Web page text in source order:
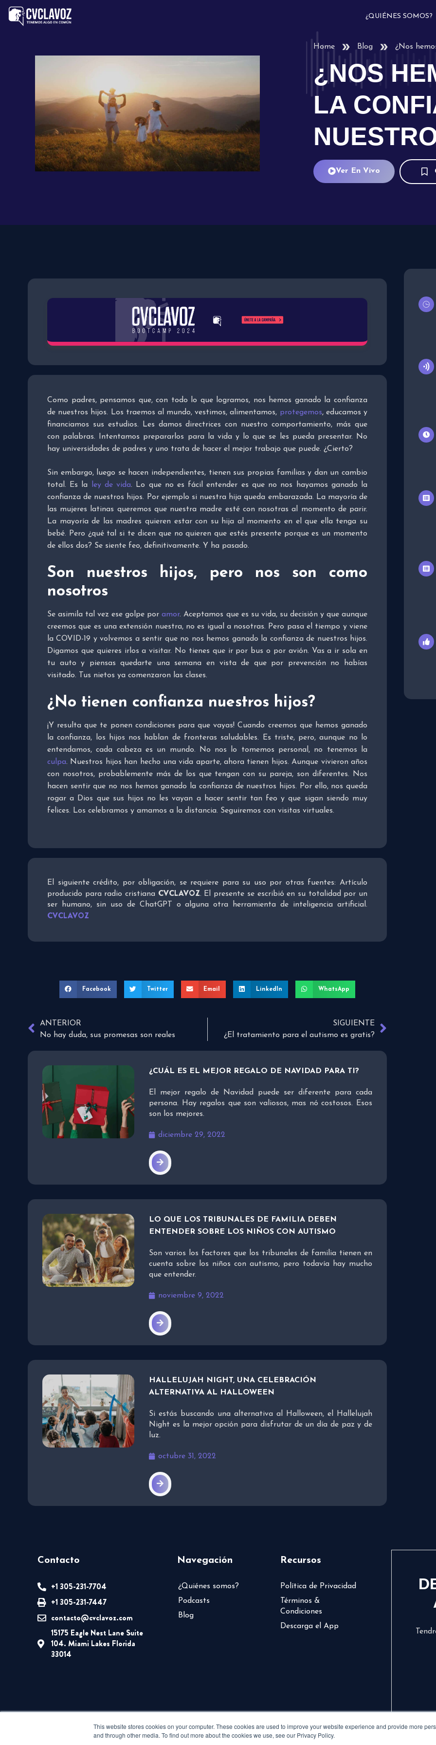
This website stores cookies on your computer. These cookies are used to improve your website experience and provide more
and through other media. To find out more about the cookies we use, see our Privacy Policy.
¿QUIÉNES SOMOS?
Home Blog ¿Nos
¿NOS
LA
Ver En Vivo
Como padres, pensamos que, con todo lo que logramos, nos hemos ganado la confianza
de nuestros hijos. Los traemos al mundo, vestimos, alimentamos, protegemos, educamos y
financiamos sus estudios. Les damos directrices con nuestro comportamiento, más que
con palabras. Intentamos prepararlos para la vida y lo que se les pueda presentar. No
hay universidades de padres y uno trata de hacer el mejor trabajo que puede. ¿Cierto?
Sin embargo, luego se hacen independientes, tienen sus propias familias y dan un cambio
total. Es la
ley de vida. Lo que no es fácil entender es que no nos hayamos ganado la
confianza de nuestros hijos. Por ejemplo si nuestra hija queda embarazada. La mayoría de
las mujeres latinas queremos que nuestra madre esté con nosotras al momento de parir.
La mayoría de las madres quieren estar con su hija al momento en el que ella tenga su
bebé. Pero ¿qué tal si te dicen que no quieren que estés presente porque es un momento
de ellos dos? Se siente feo, definitivamente. Y ha pasado.
Son nuestros hijos, pero nos son como
nosotros
Se asimila tal vez ese golpe poramor. Aceptamos que es su vida, su decisión y que aunque
creemos que es una extensión nuestra, no es igual a nosotras. Pero pasa el tiempo y viene
la COVID-19 y volvemos a sentir que no nos hemos ganado la confianza de nuestros hijos.
Digamos que quieres irlos a visitar. No tienes que ir por bus o por avión. Vas a ir sola en
tu auto y piensas quedarte una semana en vista de que por prevención no habías
visitado. Tus nietos ya comenzaron las clases.
¿No tienen confianza nuestros hijos?
¡Y resulta que te ponen condiciones para que vayas! Cuando creemos que hemos ganado
la confianza, los hijos nos hablan de fronteras saludables. Es triste, pero, aunque no lo
entendamos, cada cabeza es un mundo. No nos lo tomemos personal, no tenemos la
culpa. Nuestros hijos han hecho una vida aparte, ahora tienen hijos. Aunque vivieron años
con nosotros, probablemente más de los que tengan con su pareja, son diferentes. Nos
hacen sentir que no nos hemos ganado la confianza de nuestros hijos. Por ello, nos queda
rogar a Dios que sus hijos no les vayan a hacer sentir tan feo y que sigan siendo muy
felices. Los celebramos y amamos a la distancia. Seguiremos con visitas virtuales.
El siguiente crédito, por obligación, se requiere para su uso por otras fuentes: Artículo
producido para radio cristiana CVCLAVOZ. El presente se escribió en su totalidad por un
ser humano, sin uso de ChatGPT o alguna otra herramienta de inteligencia artificial.
CVCLAVOZ
Facebook Twitter Email LinkedIn WhatsApp
ANTERIOR
No hay duda, sus promesas son reales
SIGUIENTE
¿El tratamiento para el autismo es gratis?
¿CUÁL ES EL MEJOR REGALO DE NAVIDAD PARA TI?
El mejor regalo de Navidad puede ser diferente para cada
persona. Hay regalos que son valiosos, mas nó costosos. Esos
son los mejores.
diciembre 29, 2022
LO QUE LOS TRIBUNALES DE FAMILIA DEBEN
ENTENDER SOBRE LOS NIÑOS CON AUTISMO
Son varios los factores que los tribunales de familia tienen en
cuenta sobre los niños con autismo, pero todavía hay mucho
que entender.
noviembre 9, 2022
HALLELUJAH NIGHT, UNA CELEBRACIÓN
ALTERNATIVA AL HALLOWEEN
Si estás buscando una alternativa al Halloween, el Hallelujah
Night es la mejor opción para disfrutar de un día de paz y de
luz.
octubre 31, 2022
Contacto
+1 305-231-7704
+1 305-231-7447
contacto@cvclavoz.com
15175 Eagle Nest Lane Suite
104. Miami Lakes Florida
33014
Navegación
¿Quiénes somos?
Podcasts
Blog
Recursos
Política de Privacidad
Términos &
Condiciones
Descarga el App